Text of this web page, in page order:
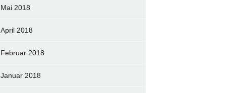
Mai 2018
April 2018
Februar 2018
Januar 2018